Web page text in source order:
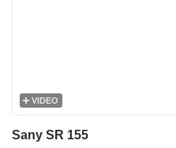
VIDEO
Sany SR 155